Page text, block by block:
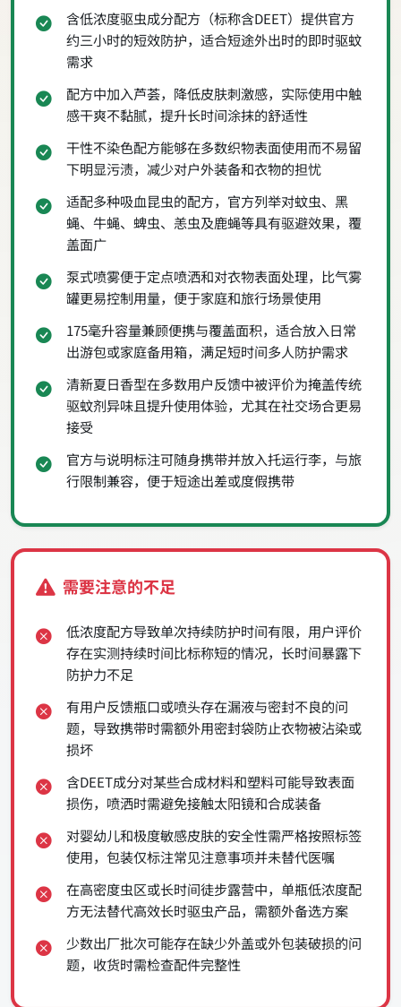
含低浓度驱虫成分配方（标称含DEET）提供官方
约三小时的短效防护，适合短途外出时的即时驱蚊
需求
配方中加入芦荟，降低皮肤刺激感，实际使用中触
感干爽不黏腻，提升长时间涂抹的舒适性
干性不染色配方能够在多数织物表面使用而不易留
下明显污渍，减少对户外装备和衣物的担忧
适配多种吸血昆虫的配方，官方列举对蚊虫、黑
蝇、牛蝇、蜱虫、恙虫及鹿蝇等具有驱避效果，覆
盖面广
泵式喷雾便于定点喷洒和对衣物表面处理，比气雾
罐更易控制用量，便于家庭和旅行场景使用
175毫升容量兼顾便携与覆盖面积，适合放入日常
出游包或家庭备用箱，满足短时间多人防护需求
清新夏日香型在多数用户反馈中被评价为掩盖传统
驱蚊剂异味且提升使用体验，尤其在社交场合更易
接受
官方与说明标注可随身携带并放入托运行李，与旅
行限制兼容，便于短途出差或度假携带
需要注意的不足
低浓度配方导致单次持续防护时间有限，用户评价
存在实测持续时间比标称短的情况，长时间暴露下
防护力不足
有用户反馈瓶口或喷头存在漏液与密封不良的问
题，导致携带时需额外用密封袋防止衣物被沾染或
损坏
含DEET成分对某些合成材料和塑料可能导致表面
损伤，喷洒时需避免接触太阳镜和合成装备
对婴幼儿和极度敏感皮肤的安全性需严格按照标签
使用，包装仅标注常见注意事项并未替代医嘱
在高密度虫区或长时间徒步露营中，单瓶低浓度配
方无法替代高效长时驱虫产品，需额外备选方案
少数出厂批次可能存在缺少外盖或外包装破损的问
题，收货时需检查配件完整性